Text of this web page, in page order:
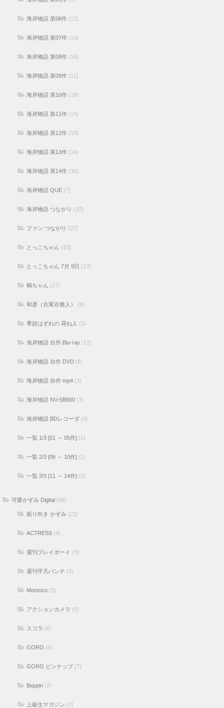
海岸物語 第06作 (12)
海岸物語 第07作 (14)
海岸物語 第08作 (16)
海岸物語 第09作 (11)
海岸物語 第10作 (18)
海岸物語 第11作 (14)
海岸物語 第12作 (18)
海岸物語 第13作 (14)
海岸物語 第14作 (36)
海岸物語 QUE (7)
海岸物語 つながり (22)
ファン つながり (27)
とっこちゃん (33)
とっこちゃん 7月 9日 (13)
鶴ちゃん (17)
和彦（古尾谷雅人） (8)
季節はずれの 尋ね人 (3)
海岸物語 自作 Blu-ray (12)
海岸物語 自作 DVD (8)
海岸物語 自作 mp4 (3)
海岸物語 NV-SB900 (3)
海岸物語 BDレコーダ (3)
一覧 1/3 [01 ～ 05作] (1)
一覧 2/3 [06 ～ 10作] (1)
一覧 3/3 [11 ～ 14作] (1)
可愛かずみ Digital (98)
振り向き かずみ (21)
ACTRESS (4)
週刊プレイボーイ (3)
週刊平凡パンチ (2)
Momoco (3)
アクションカメラ (5)
スコラ (6)
GORO (6)
GORO ピンナップ (7)
Beppin (2)
上級生マガジン (2)